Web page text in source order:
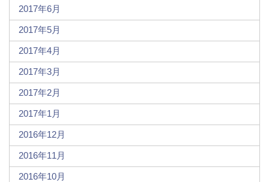
2017年6月
2017年5月
2017年4月
2017年3月
2017年2月
2017年1月
2016年12月
2016年11月
2016年10月